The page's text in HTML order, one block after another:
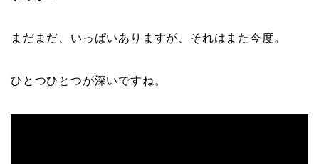
まだまだ、いっぱいありますが、それはまた今度。
ひとつひとつが深いですね。